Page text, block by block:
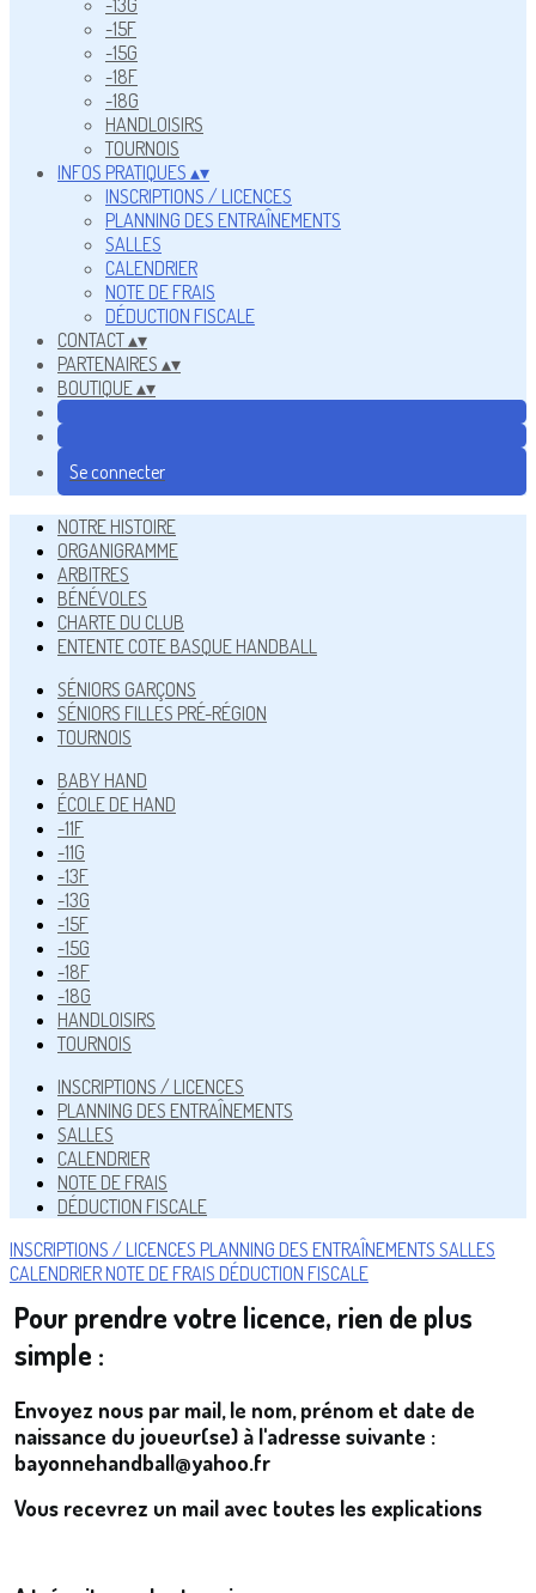
-13G
-15F
-15G
-18F
-18G
HANDLOISIRS
TOURNOIS
INFOS PRATIQUES ▴▾
INSCRIPTIONS / LICENCES
PLANNING DES ENTRAÎNEMENTS
SALLES
CALENDRIER
NOTE DE FRAIS
DÉDUCTION FISCALE
CONTACT▴▾
PARTENAIRES ▴▾
BOUTIQUE▴▾
Se connecter
NOTRE HISTOIRE
ORGANIGRAMME
ARBITRES
BÉNÉVOLES
CHARTE DU CLUB
ENTENTE COTE BASQUE HANDBALL
SÉNIORS GARÇONS
SÉNIORS FILLES PRÉ-RÉGION
TOURNOIS
BABY HAND
ÉCOLE DE HAND
-11F
-11G
-13F
-13G
-15F
-15G
-18F
-18G
HANDLOISIRS
TOURNOIS
INSCRIPTIONS / LICENCES
PLANNING DES ENTRAÎNEMENTS
SALLES
CALENDRIER
NOTE DE FRAIS
DÉDUCTION FISCALE
INSCRIPTIONS / LICENCES PLANNING DES ENTRAÎNEMENTS SALLES
CALENDRIER NOTE DE FRAIS DÉDUCTION FISCALE
Pour prendre votre licence, rien de plus
simple :
Envoyez nous par mail, le nom, prénom et date de
naissance du joueur(se) à l'adresse suivante :
bayonnehandball@yahoo.fr
Vous recevrez un mail avec toutes les explications